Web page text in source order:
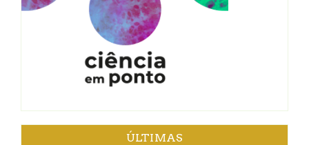
ÚLTIMAS